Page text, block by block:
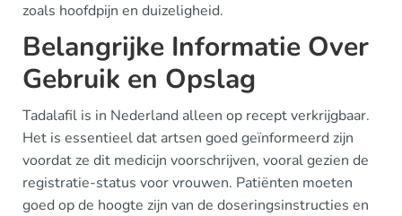
zoals hoofdpijn en duizeligheid.
Belangrijke Informatie Over
Gebruik en Opslag
Tadalafil is in Nederland alleen op recept verkrijgbaar.
Het is essentieel dat artsen goed geïnformeerd zijn
voordat ze dit medicijn voorschrijven, vooral gezien de
registratie-status voor vrouwen. Patiënten moeten
goed op de hoogte zijn van de doseringsinstructies en